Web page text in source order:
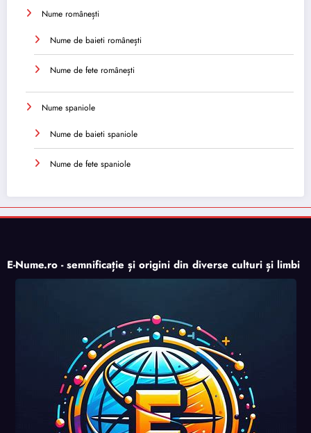
Nume românești
Nume de baieti românești
Nume de fete românești
Nume spaniole
Nume de baieti spaniole
Nume de fete spaniole
E-Nume.ro - semnificație și origini din diverse culturi și limbi